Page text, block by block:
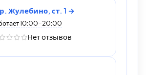
Жулебино, ст. 1
10:00-20:00
Нет отзывов